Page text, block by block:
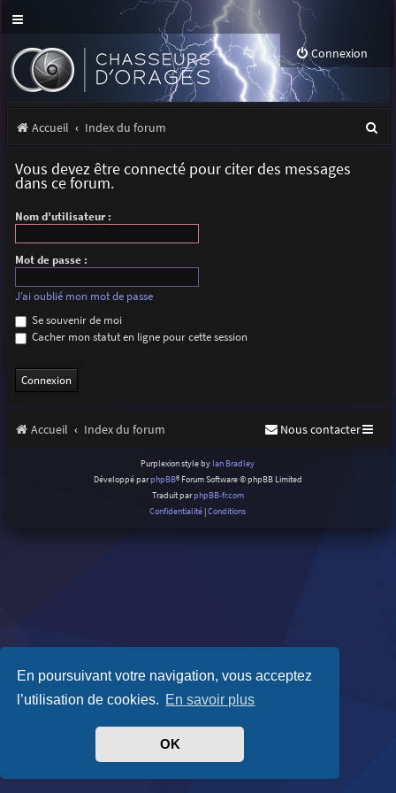
En poursuivant votre navigation, vous acceptez
l’utilisation de cookies. En savoir plus
OK
Connexion
Accueil Index du forum
Vous devez être connecté pour citer des messages
dans ce forum.
Nom d’utilisateur :
Mot de passe :
J’ai oublié mon mot de passe
Se souvenir de moi
Cacher mon statut en ligne pour cette session
Accueil Index du forum Nous contacter
Purplexion style by Ian Bradley
Développé parphpBB® Forum Software © phpBB Limited
Traduit parphpBB-fr.com
Confidentialité |Conditions